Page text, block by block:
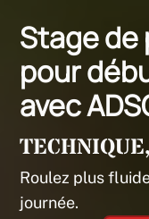
Stage
pour
avec
Roulez plus
journée.